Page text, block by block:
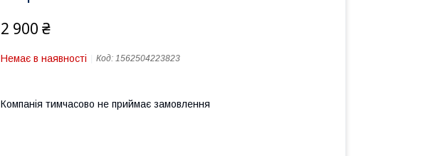
2 900 ₴
Немає в наявності Код: 1562504223823
Компанія тимчасово не приймає замовлення